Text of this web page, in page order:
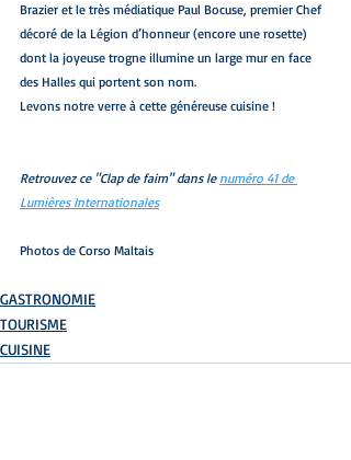
Brazier et le très médiatique Paul Bocuse, premier Chef
décoré de la Légion d’honneur (encore une rosette)
dont la joyeuse trogne illumine un large mur en face
des Halles qui portent son nom.
Levons notre verre à cette généreuse cuisine !
Retrouvez ce "Clap de faim" dans le numéro 41 de
Lumières Internationales
Photos de Corso Maltais
GASTRONOMIE
TOURISME
CUISINE